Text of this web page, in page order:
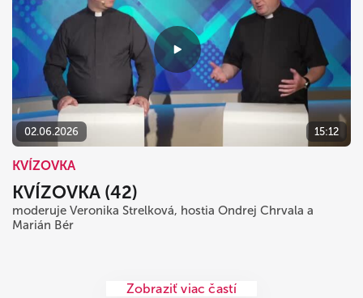
02.06.2026 15:12
KVÍZOVKA
KVÍZOVKA (42)
moderuje Veronika Strelková, hostia Ondrej Chrvala a
Marián Bér
Zobraziť viac častí